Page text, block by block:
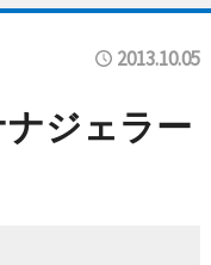
2013.10.05
ジェラー